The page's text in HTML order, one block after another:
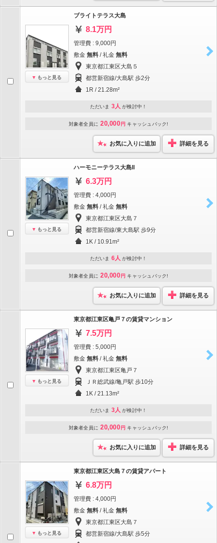
もっと見る
ブライトテラス大島
8.1万円
管理費 : 9,000円
敷金 無料 / 礼金 無料
東京都江東区大島５
都営新宿線/大島駅 歩2分
1R / 21.28m²
ただいま 3人 が検討中！
対象者全員に 20,000 円 キャッシュバック!
お気に入りに追加 詳細を見る
もっと見る
ハーモニーテラス大島II
6.3万円
管理費 : 4,000円
敷金 無料 / 礼金 無料
東京都江東区大島７
都営新宿線/東大島駅 歩9分
1K / 10.91m²
ただいま 6人 が検討中！
対象者全員に 20,000 円 キャッシュバック!
お気に入りに追加 詳細を見る
もっと見る
東京都江東区亀戸７の賃貸マンション
7.5万円
管理費 : 5,000円
敷金 無料 / 礼金 無料
東京都江東区亀戸７
ＪＲ総武線/亀戸駅 歩10分
1K / 21.13m²
ただいま 3人 が検討中！
対象者全員に 20,000 円 キャッシュバック!
お気に入りに追加 詳細を見る
もっと見る
東京都江東区大島７の賃貸アパート
6.8万円
管理費 : 4,000円
敷金 無料 / 礼金 無料
東京都江東区大島７
都営新宿線/大島駅 歩5分